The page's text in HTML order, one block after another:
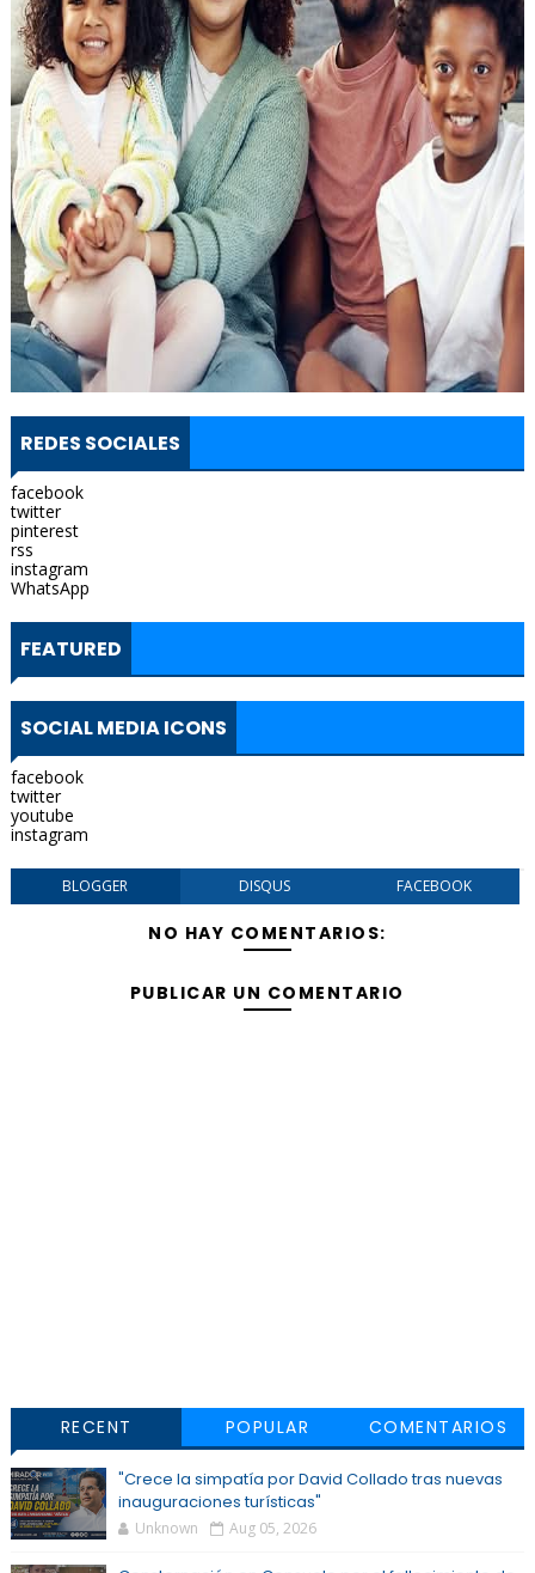
REDES SOCIALES
facebook
twitter
pinterest
rss
instagram
WhatsApp
FEATURED
SOCIAL MEDIA ICONS
facebook
twitter
youtube
instagram
BLOGGER DISQUS FACEBOOK
NO HAY COMENTARIOS:
PUBLICAR UN COMENTARIO
RECENT POPULAR COMENTARIOS
"Crece la simpatía por David Collado tras nuevas
inauguraciones turísticas"
Unknown Aug 05, 2026